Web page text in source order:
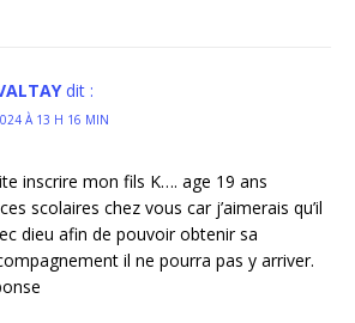
dit :
À 13 H 16 MIN
inscrire mon fils K…. age 19 ans
scolaires chez vous car j’aimerais qu’il
dieu afin de pouvoir obtenir sa
il ne pourra pas y arriver.